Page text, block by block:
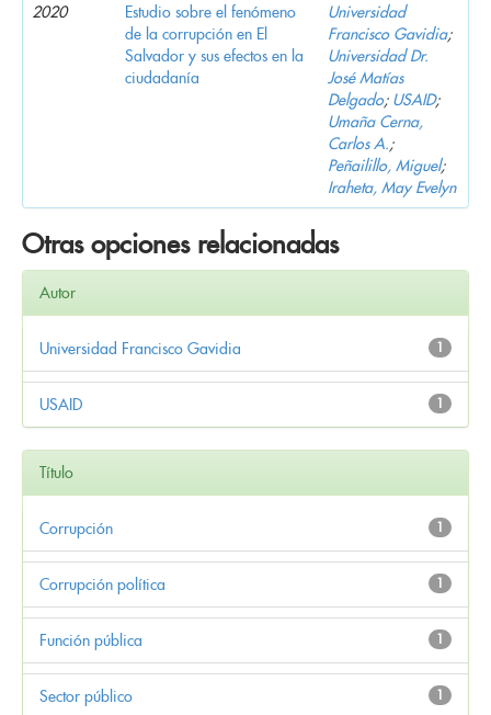
2020
Estudio sobre el fenómeno
de la corrupción en El
Salvador y sus efectos en la
ciudadanía
Universidad
Francisco Gavidia;
Universidad Dr.
José Matías
Delgado; USAID;
Umaña Cerna,
Carlos A.;
Peñailillo, Miguel;
Iraheta, May Evelyn
Otras opciones relacionadas
Autor
1
Universidad Francisco Gavidia
1
USAID
Título
1
Corrupción
1
Corrupción política
1
Función pública
1
Sector público